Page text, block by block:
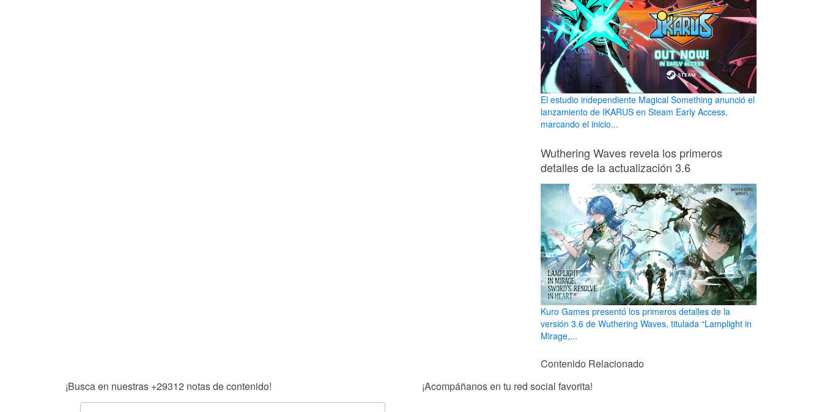
El estudio independiente Magical Something anunció el
lanzamiento de IKARUS en Steam Early Access,
marcando el inicio...
Wuthering Waves revela los primeros
detalles de la actualización 3.6
Kuro Games presentó los primeros detalles de la
versión 3.6 de Wuthering Waves, titulada “Lamplight in
Mirage,...
Contenido Relacionado
¡Busca en nuestras +29312 notas de contenido! ¡Acompáñanos en tu red social favorita!